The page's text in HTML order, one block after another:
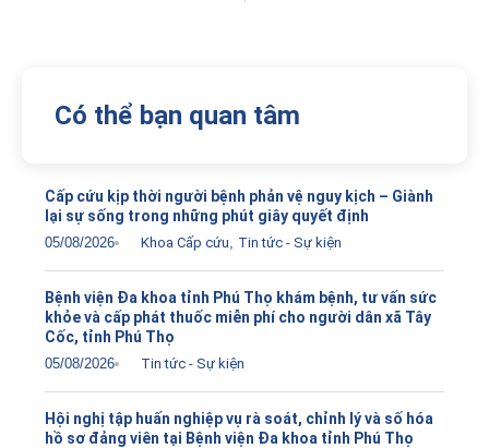
Có thể bạn quan tâm
Cấp cứu kịp thời người bệnh phản vệ nguy kịch – Giành
lại sự sống trong những phút giây quyết định
05/08/2026 Khoa Cấp cứu Tin tức - Sự kiện
Bệnh viện Đa khoa tỉnh Phú Thọ khám bệnh, tư vấn sức
khỏe và cấp phát thuốc miễn phí cho người dân xã Tây
Cốc, tỉnh Phú Thọ
05/08/2026 Tin tức - Sự kiện
Hội nghị tập huấn nghiệp vụ rà soát, chỉnh lý và số hóa
hồ sơ đảng viên tại Bệnh viện Đa khoa tỉnh Phú Thọ